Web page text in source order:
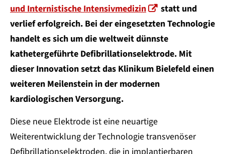
und Internistische Intensivmedizin
statt und
verlief erfolgreich. Bei der eingesetzten Technologie
handelt es sich um die weltweit dünnste
kathetergeführte Defibrillationselektrode. Mit
dieser Innovation setzt das Klinikum Bielefeld einen
weiteren Meilenstein in der modernen
kardiologischen Versorgung.
Diese neue Elektrode ist eine neuartige
Weiterentwicklung der Technologie transvenöser